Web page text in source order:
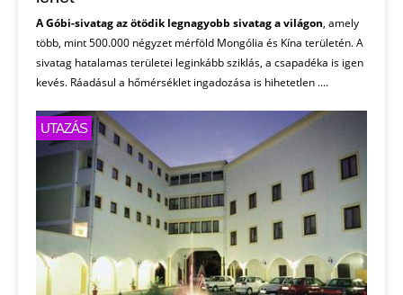
A Góbi-sivatag az ötödik legnagyobb sivatag a világon, amely
több, mint 500.000 négyzet mérföld Mongólia és Kína területén. A
sivatag hatalamas területei leginkább sziklás, a csapadéka is igen
kevés. Ráadásul a hőmérséklet ingadozása is hihetetlen ....
UTAZÁS